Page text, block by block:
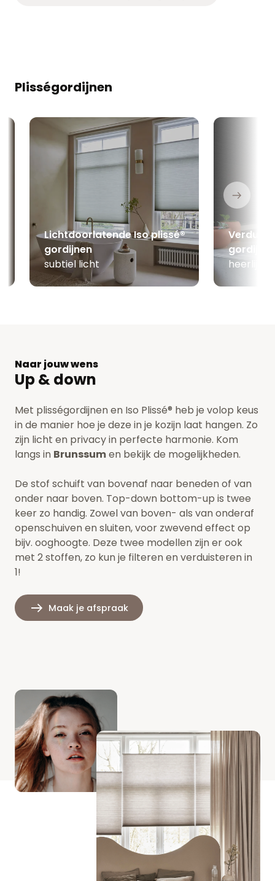
Plisségordijnen
Lichtdoorlatende Iso plissé®
gordijnen
subtiel licht
heerlijk
Naar jouw wens
Up & down
Met plisségordijnen en Iso Plissé® heb je volop keus
in de manier hoe je deze in je kozijn laat hangen. Zo
zijn licht en privacy in perfecte harmonie. Kom
langs in Brunssumen bekijk de mogelijkheden.
De stof schuift van bovenaf naar beneden of van
onder naar boven. Top-down bottom-up is twee
keer zo handig. Zowel van boven- als van onderaf
openschuiven en sluiten, voor zwevend effect op
bijv. ooghoogte. Deze twee modellen zijn er ook
met 2 stoffen, zo kun je filteren en verduisteren in
1!
Maak je afspraak